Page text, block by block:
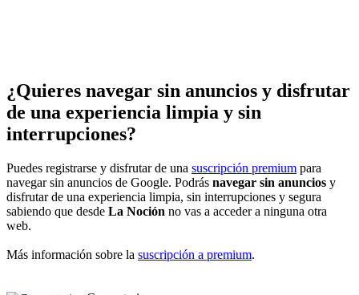
¿Quieres navegar sin anuncios y disfrutar
de una experiencia limpia y sin
interrupciones?
Puedes registrarse y disfrutar de una suscripción premium para
navegar sin anuncios de Google. Podrás navegar sin anuncios y
disfrutar de una experiencia limpia, sin interrupciones y segura
sabiendo que desde La Noción no vas a acceder a ninguna otra
web.
Más información sobre la suscripción a premium.